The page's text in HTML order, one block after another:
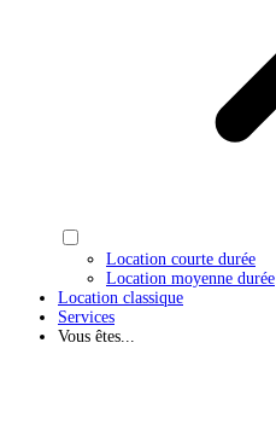
Location courte durée
Location moyenne durée
Location classique
Services
Vous êtes...